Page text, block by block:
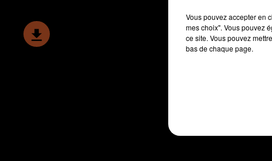
Vous pouvez accepter en
mes choix". Vous pouvez
ce site. Vous pouvez
bas de chaque page.